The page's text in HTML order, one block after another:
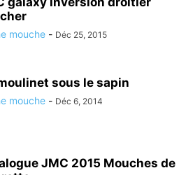
mouche - Déc 25, 2015
sous le sapin
mouche - Déc 6, 2014
JMC 2015 Mouches de